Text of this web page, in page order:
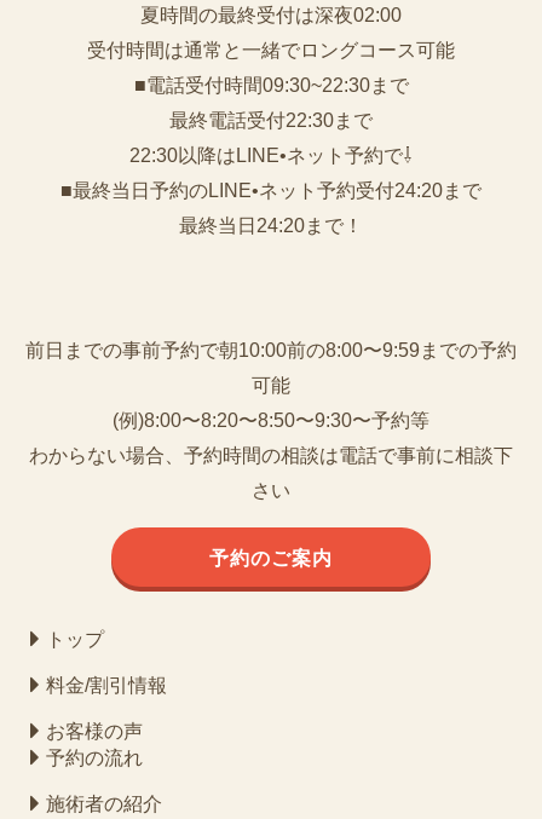
夏時間の最終受付は深夜02:00
受付時間は通常と一緒でロングコース可能
■電話受付時間09:30~22:30まで
️最終電話受付22:30まで
22:30以降はLINE•ネット予約で⇩
■最終当日予約のLINE•ネット予約受付24:20まで
最終当日24:20まで！
前日までの事前予約で朝10:00前の8:00〜9:59までの予約
可能
(例)8:00〜8:20〜8:50〜9:30〜予約等
わからない場合、予約時間の相談は電話で事前に相談下
さい
予約のご案内
トップ
料金/割引情報
お客様の声
予約の流れ
施術者の紹介